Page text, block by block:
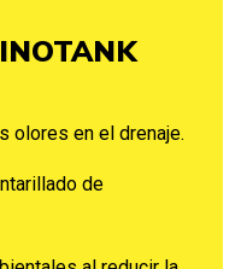
olores en el drenaje.
de